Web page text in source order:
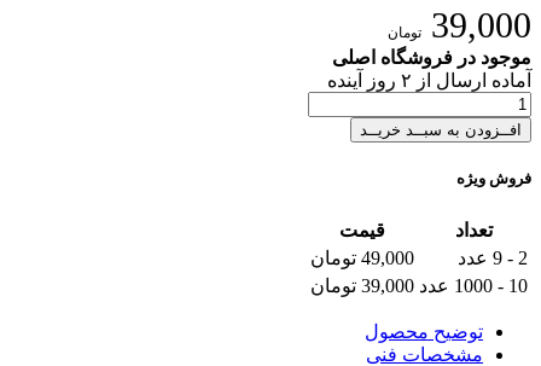
39,000 تومان
موجود در فروشگاه اصلی
آماده ارسال از ۲ روز آینده
افــزودن به سبــد خریــد
فروش ویژه
تعداد
قیمت
2 - 9 عدد
49,000 تومان
10 - 1000 عدد
39,000 تومان
توضیح محصول
مشخصات فنی